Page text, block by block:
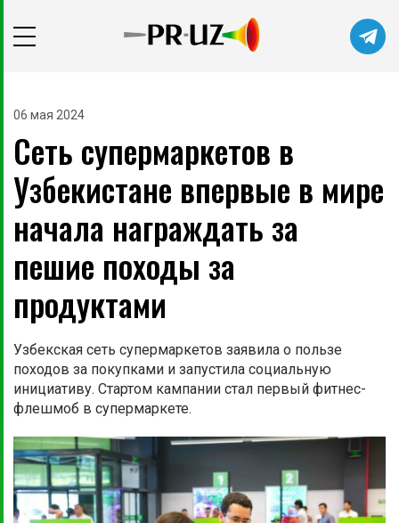
Не сейчас Подписаться
06 мая 2024
Сеть супермаркетов в
Узбекистане впервые в мире
начала награждать за
пешие походы за
продуктами
Узбекская сеть супермаркетов заявила о пользе
походов за покупками и запустила социальную
инициативу. Стартом кампании стал первый фитнес-
флешмоб в супермаркете.